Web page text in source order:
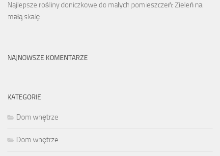
Najlepsze rośliny doniczkowe do małych pomieszczeń: Zieleń na
małą skalę
NAJNOWSZE KOMENTARZE
KATEGORIE
Dom wnętrze
Dom wnętrze